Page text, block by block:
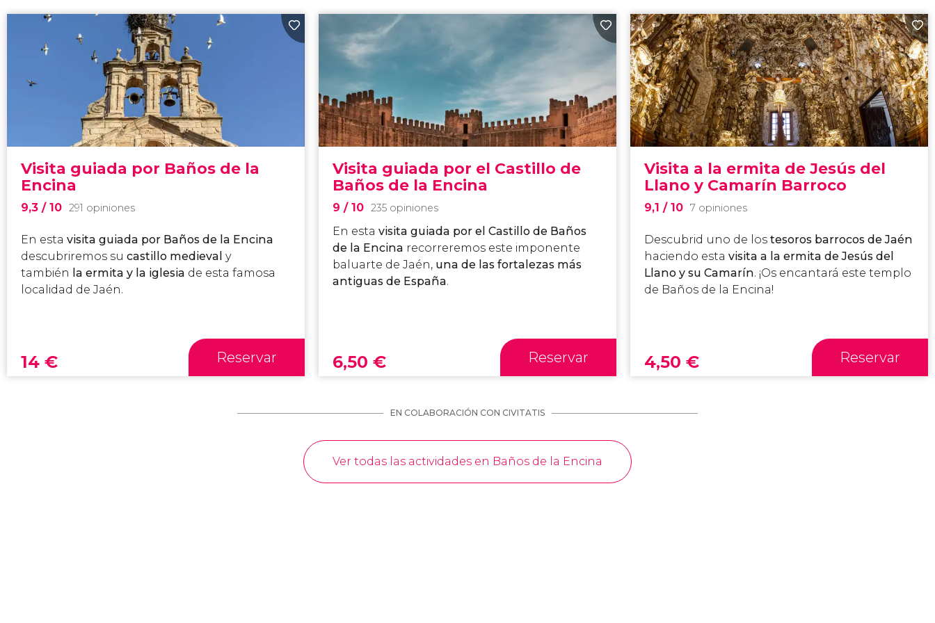
Visita guiada por Baños de la
Encina
9,3/ 10 291 opiniones
En estavisita guiada por Baños de la Encina
descubriremos sucastillo medieval y
también la ermita y la iglesia de esta famosa
localidad de Jaén.
14€ Reservar
Visita guiada por el Castillo de
Baños de la Encina
9 / 10 235 opiniones
En esta visita guiada por el Castillo de Baños
de la Encina recorreremos este imponente
baluarte de Jaén, una de las fortalezas más
antiguas de España.
6,50 € Reservar
Visita a la ermita de Jesús del
Llano y Camarín Barroco
9,1 / 10 7 opiniones
Descubrid uno de los tesoros barrocos de Jaén
haciendo esta visita a la ermita de Jesús del
Llano y su Camarín. ¡Os encantará este templo
de Baños de la Encina!
4,50 € Reservar
EN COLABORACIÓN CON CIVITATIS
Ver todas las actividades en Baños de la Encina